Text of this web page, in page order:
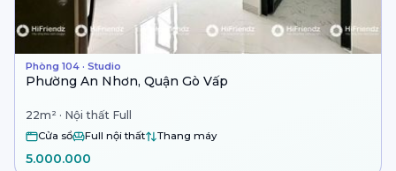
Phòng 104 · Studio
Phường An Nhơn, Quận Gò Vấp
22m² · Nội thất Full
Cửa sổ Full nội thất Thang máy
5.000.000